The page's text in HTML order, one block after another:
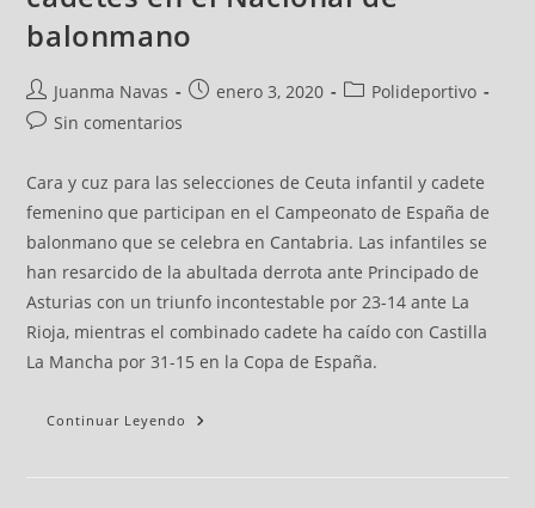
balonmano
Juanma Navas enero 3, 2020
Polideportivo
Sin comentarios
Cara y cuz para las selecciones de Ceuta infantil y cadete
femenino que participan en el Campeonato de España de
balonmano que se celebra en Cantabria. Las infantiles se
han resarcido de la abultada derrota ante Principado de
Asturias con un triunfo incontestable por 23-14 ante La
Rioja, mientras el combinado cadete ha caído con Castilla
La Mancha por 31-15 en la Copa de España.
Continuar Leyendo